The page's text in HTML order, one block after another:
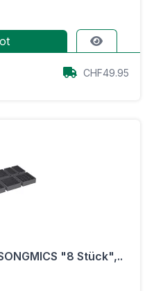
CHF49.95
"8 Stück",..